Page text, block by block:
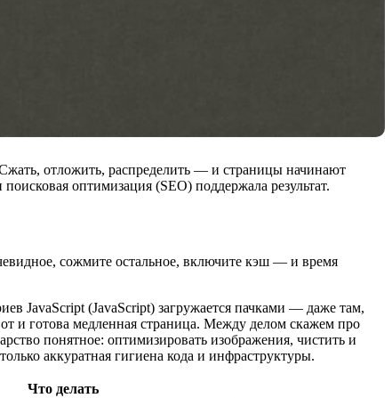
отложить, распределить — и страницы начинают
оптимизация (SEO) поддержала результат.
сожмите остальное, включите кэш — и время
JavaScript (JavaScript) загружается пачками — даже там,
и готова медленная страница. Между делом скажем про
понятное: оптимизировать изображения, чистить и
аккуратная гигиена кода и инфраструктуры.
Что делать